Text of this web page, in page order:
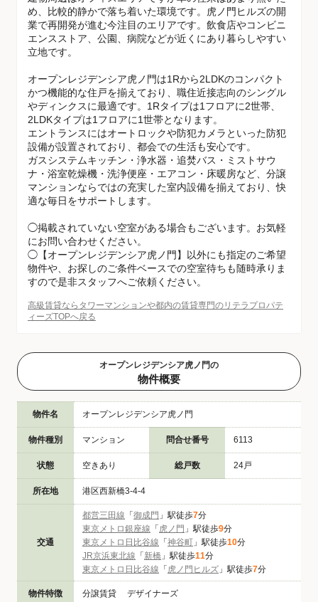
め、比較的静かで落ち着いた環境です。虎ノ門ヒルズの開
業で再開発が進む今注目のエリアです。飲食店やコンビニ
エンスストア、公園、病院などが近くにあり暮らしやすい
立地です。
オープンレジデンシア虎ノ門は1Rから2LDKのコンパクト
かつ機能的な住戸を揃えており、職住近接志向のシングル
やディンクスに最適です。1Rタイプは1フロアに2世帯、
2LDKタイプは1フロアに1世帯となります。
エントランスにはオートロックや防犯カメラといった防犯
設備が設置されており、都会での生活も安心です。
ガスシステムキッチン・浄水器・追焚バス・ミストサウ
ナ・浴室乾燥機・洗浄便座・エアコン・床暖房など、分譲
マンションならではの充実した室内設備を揃えており、快
適な毎日をサポートします。
◯掲載されていない空室がある場合もございます。お気軽
にお問い合わせください。
◯【オープンレジデンシア虎ノ門】以外にも指定のご希望
物件や、お探しのご条件ベースでの空室待ちも随時承りま
すので是非スタッフへご依頼ください。
高級賃貸ならタワーマンションや都内の賃貸専門のリテラプロパテ
ィーズTOPへ戻る
オープンレジデンシア虎ノ門の
物件概要
物件名 オープンレジデンシア虎ノ門
物件種別 マンション 問合せ番号 6113
状態 空きあり 総戸数 24戸
所在地 港区西新橋3-4-4
交通
都営三田線 「 御成門 」駅徒歩7分
東京メトロ銀座線 「 虎ノ門 」駅徒歩9分
東京メトロ日比谷線 「 神谷町 」駅徒歩10分
JR京浜東北線 「 新橋 」駅徒歩11分
東京メトロ日比谷線 「 虎ノ門ヒルズ 」駅徒歩7分
物件特徴 分譲賃貸 デザイナーズ